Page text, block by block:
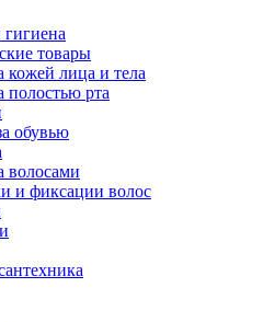
гигиена
товары
кожей лица и тела
полостью рта
обувью
волосами
и фиксации волос